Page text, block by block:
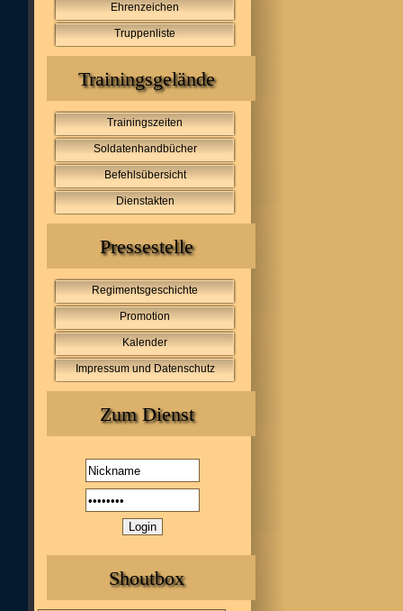
Ehrenzeichen
Truppenliste
Trainingsgelände
Trainingszeiten
Soldatenhandbücher
Befehlsübersicht
Dienstakten
Pressestelle
Regimentsgeschichte
Promotion
Kalender
Impressum und Datenschutz
Zum Dienst
Shoutbox